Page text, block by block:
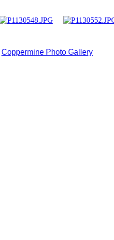
Coppermine Photo Gallery